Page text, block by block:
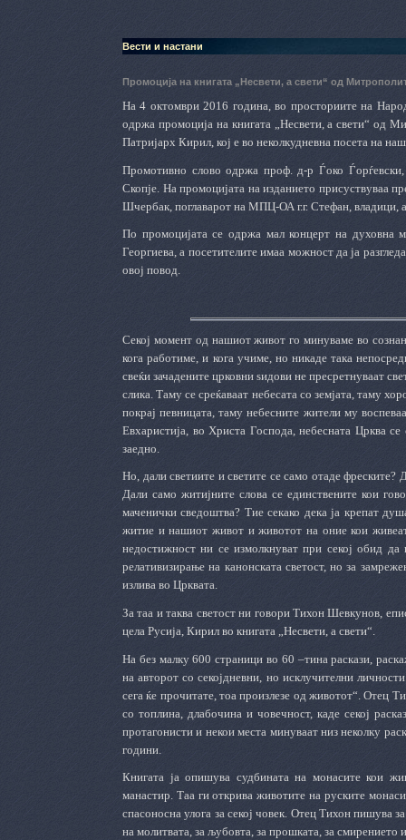
Вести и настани
Промоција на книгата „Несвети, а свети“ од
На 4 октомври 2016 година, во просториите на
одржа промоција на книгата „Несвети, а свети“ од
Патријарх Кирил, кој е во неколкудневна посета на
Промотивно слово одржа проф. д-р Ѓоко
Скопје. На промоцијата на изданието присуствуваа
Шчербак, поглаварот на МПЦ-ОА г.г. Стефан, владици,
По промоцијата се одржа мал концерт на духовна
Георгиева, а посетителите имаа можност да ја
овој повод.
Секој момент од нашиот живот го минуваме во
кога работиме, и кога учиме, но никаде така
свеќи зачадените црковни ѕидови не пресретнуваат
слика. Таму се среќаваат небесата со земјата, таму
покрај певницата, таму небесните жители му
Евхаристија, во Христа Господа, небесната Црква
заедно.
Но, дали светиите и светите се само отаде фреските?
Дали само житијните слова се единствените кои
маченички сведоштва? Тие секако дека ја крепат
житие и нашиот живот и животот на оние кои живеат
недостижност ни се измолкнуват при секој обид
релативизирање на канонската светост, но за
излива во Црквата.
За таа и таква светост ни говори Тихон Шевкунов,
цела Русија, Кирил во книгата „Несвети, а свети“.
На без малку 600 страници во 60 –тина раскази,
на авторот со секојдневни, но исклучителни
сега ќе прочитате, тоа произлезе од животот“. Отец
со топлина, длабочина и човечност, каде секој
протагонисти и некои места минуваат низ неколку
години.
Книгата ја опишува судбината на монасите кои
манастир. Таа ги открива животите на руските
спасоносна улога за секој човек. Отец Тихон пишува
на молитвата, за љубовта, за прошката, за смирението